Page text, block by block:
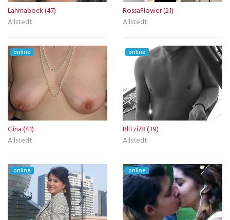
Lahmabock (47)
Allstedt
RossaFlower (21)
Allstedt
online
Gina (41)
Allstedt
online
Blitzi78 (39)
Allstedt
online online